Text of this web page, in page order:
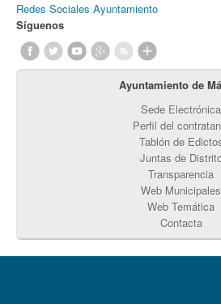
Redes Sociales Ayuntamiento
Síguenos
Ayuntamiento de
Sede Electrónica
Perfil del
Tablón de
Juntas de
Transparencia
Web Municipales
Web Temática
Contacta